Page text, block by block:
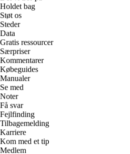
Holdet bag
Støt os
Steder
Data
Gratis ressourcer
Særpriser
Kommentarer
Købeguides
Manualer
Se med
Noter
Få svar
Fejlfinding
Tilbagemelding
Karriere
Kom med et tip
Medlem